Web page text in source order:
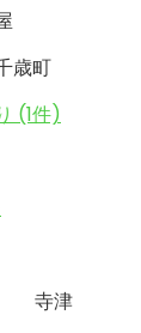
歳町
(1件)
寺津